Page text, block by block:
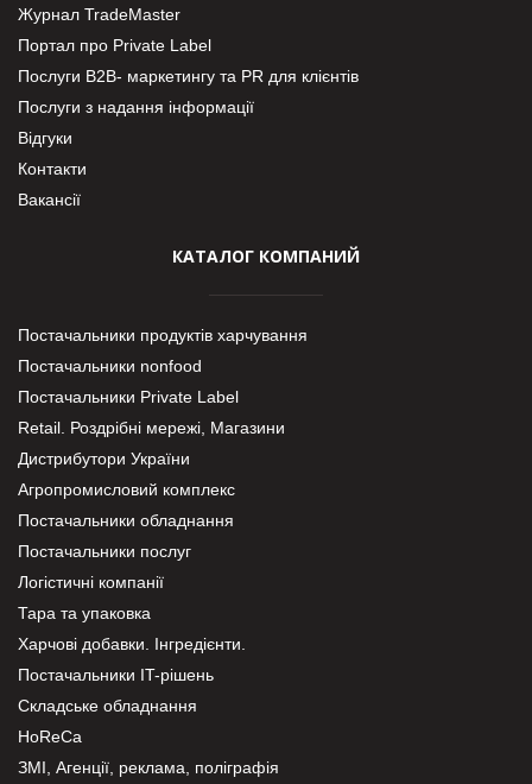
Журнал TradeMaster
Портал про Private Label
Послуги В2В- маркетингу та PR для клієнтів
Послуги з надання інформації
Відгуки
Контакти
Вакансії
КАТАЛОГ КОМПАНИЙ
Постачальники продуктів харчування
Постачальники nonfood
Постачальники Private Label
Retail. Роздрібні мережі, Магазини
Дистрибутори України
Агропромисловий комплекс
Постачальники обладнання
Постачальники послуг
Логістичні компанії
Тара та упаковка
Харчові добавки. Інгредієнти.
Постачальники IT-рішень
Складське обладнання
HoReCa
ЗМІ, Агенції, реклама, поліграфія